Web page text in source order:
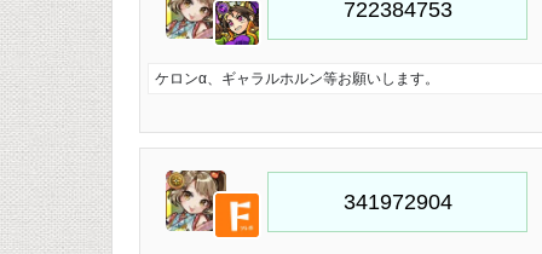
ケロン‪α‬、ギャラルホルン等お願いします。